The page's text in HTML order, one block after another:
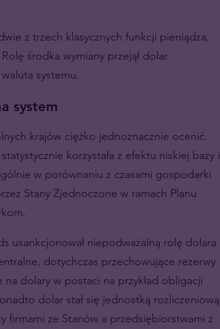
z trzech klasycznych funkcji pieniądza,
środka wymiany przejął dolar
systemu.
system
krajów ciężko jednoznacznie ocenić.
korzystała z efektu niskiej bazy i
w porównaniu z czasami gospodarki
Stany Zjednoczone w ramach Planu
usankcjonował niepodważalną rolę dolara
dotychczas przechowujące rezerwy
dolary w postaci na przykład obligacji
dolar stał się jednostką rozliczeniową
firmami ze Stanów a przedsiębiorstwami z